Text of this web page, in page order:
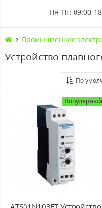
Пн-Пт: 09:00-
Промышленное
Устройство
По
Популярный
ATS01N103FT Устройство